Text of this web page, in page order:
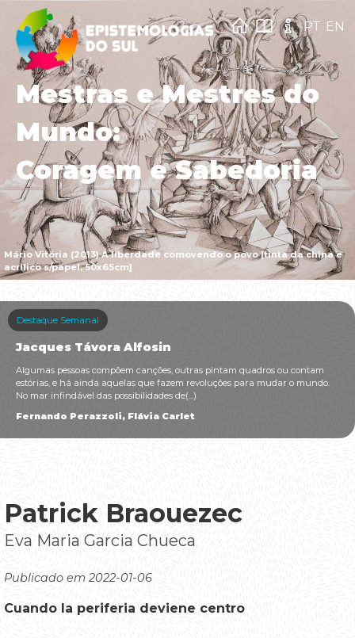
Mário Vitória (2013) A liberdade comovendo o povo [tinta da china e
acrílico s/papel, 50x65cm]
Mestras e Mestres do
Mundo:
Coragem e Sabedoria
PT EN
Destaque Semanal
Jacques Távora Alfosin
Algumas pessoas compõem canções, outras pintam quadros ou contam
estórias, e há ainda aquelas que fazem revoluções para mudar o mundo.
No mar infindável das possibilidades de(...)
Fernando Perazzoli, Flávia Carlet
Patrick Braouezec
Eva Maria Garcia Chueca
Publicado em 2022-01-06
Cuando la periferia deviene centro